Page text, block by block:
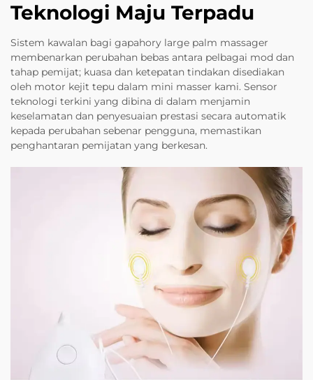
Teknologi Maju Terpadu
Sistem kawalan bagi gapahory large palm massager
membenarkan perubahan bebas antara pelbagai mod dan
tahap pemijat; kuasa dan ketepatan tindakan disediakan
oleh motor kejit tepu dalam mini masser kami. Sensor
teknologi terkini yang dibina di dalam menjamin
keselamatan dan penyesuaian prestasi secara automatik
kepada perubahan sebenar pengguna, memastikan
penghantaran pemijatan yang berkesan.